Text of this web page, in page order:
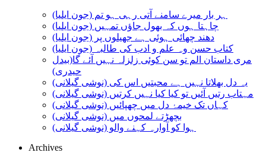
ہر بار میرے سامنے آتی رہی ہو تم (جون ایلیا)
چاہتا ہوں کہ بھول جاؤں تمہیں (جون ایلیا)
دھند چھائی ہوئی ہے جھیلوں پر (جون ایلیا)
کتاب حسن وہ علم و ادب کی طالبہ (جون ایلیا)
مری داستان الم تو سن کوئی زلزلہ نہیں آئے گا(بیدل
حیدری)
یہ دل بھلاتا نہیں ہے محبتیں اس کی (نوشی گیلانی)
مہتاب رتیں آئیں تو کیا کیا نہیں کرتیں (نوشی گیلانی)
کہاں تک خیمۂ دل میں چھپائیں (نوشی گیلانی)
بچھڑتے لمحوں میں (نوشی گیلانی)
ہوا کو آوارہ کہنے والو (نوشی گیلانی)
Archives